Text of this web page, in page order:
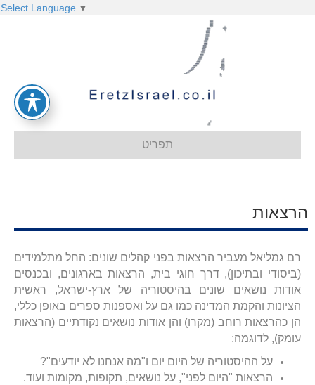
Select Language ▼
תפריט
הרצאות
רם גמליאל מעביר הרצאות בפני קהלים שונים: החל מתלמידים
(ביסודי ובתיכון), דרך חוגי בית, הרצאות בארגונים, ובכנסים
אודות נושאים שונים בהיסטוריה של ארץ-ישראל, ראשית
הציונות והקמת המדינה כמו גם על ואספנות ספרים באופן כללי,
הן כהרצאות רוחב (מקרו) והן אודות נושאים נקודתיים (הרצאות
עומק), לדוגמה:
על ההיסטוריה של היום יום ו"מה אנחנו לא יודעים"?
הרצאות "היום לפני", על נושאים, תקופות, מקומות ועוד.